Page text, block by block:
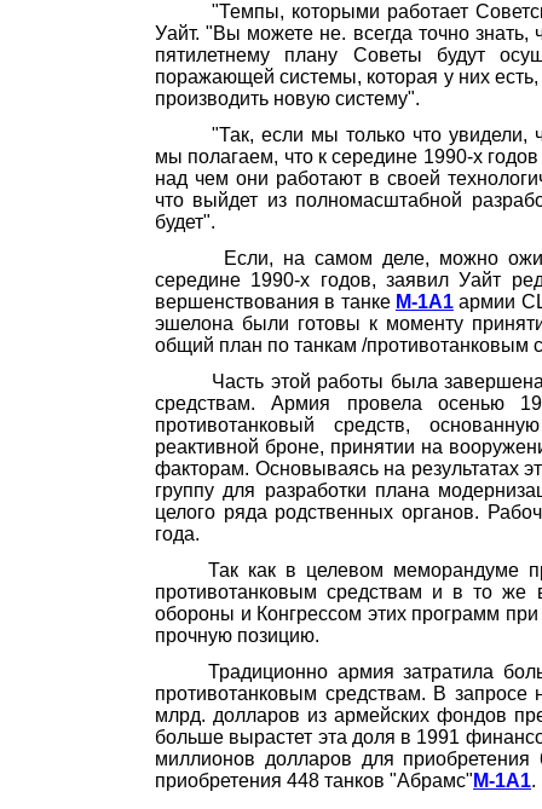
"Темпы, которыми работает
Уайт. "Вы можете не. всегда точно
пятилетнему плану Советы будут
поражающей системы, которая у них
производить новую систему".
"Так, если мы только что увидели,
мы полагаем, что к середине 1990-х
над чем они работают в своей
что выйдет из полномасштаб­ной
будет".
Если, на самом деле, можно
середине 1990-х годов, заявил Уайт
вершенствования в танке М-1А1армии
эшелона были готовы к моменту
общий план по танкам /противотанковым
Часть этой работы была
средствам. Армия провела осенью
противотанко­вый средств,
реактивной броне, принятии на
факторам. Основываясь на результатах
группу для разработки плана
целого ряда родственных ор­ганов.
года.
Так как в целевом меморандуме
противотанковым средствам и в то же
обороны и Конгрессом этих программ
прочную позицию.
Традиционно армия затратила
противотанковым средствам. В
млрд. долла­ров из армейских фондов
больше вырастет эта доля в 1991
миллионов долла­ров для
приобретения 448 танков "Абрамс" М-1А1.